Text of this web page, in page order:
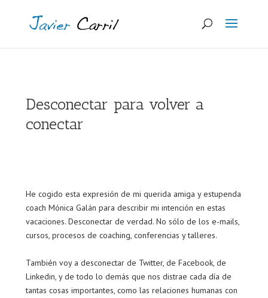
Desconectar para volver a
conectar
He cogido esta expresión de mi querida amiga y estupenda
coach Mónica Galán para describir mi intención en estas
vacaciones. Desconectar de verdad. No sólo de los e-mails,
cursos, procesos de coaching, conferencias y talleres.
También voy a desconectar de Twitter, de Facebook, de
Linkedin, y de todo lo demás que nos distrae cada día de
tantas cosas importantes, como las relaciones humanas con